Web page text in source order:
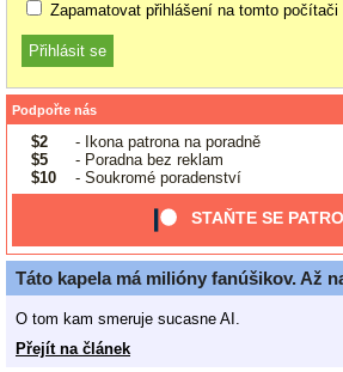
Zapamatovat přihlášení na tomto počítači
Podpořte nás
$2
- Ikona patrona na poradně
$5
- Poradna bez reklam
$10
- Soukromé poradenství
STAŇTE SE
Táto kapela má milióny fanúšikov. Až
O tom kam smeruje sucasne AI.
Přejít na článek